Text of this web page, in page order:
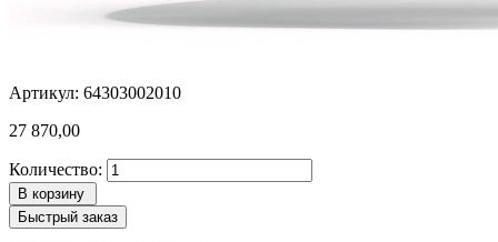
Артикул: 64303002010
27 870,00
Количество:
В корзину
Быстрый заказ